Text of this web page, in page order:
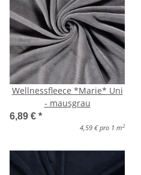
Wellnessfleece *Marie* Uni
- mausgrau
6,89 € *
4,59 € pro 1 m 2